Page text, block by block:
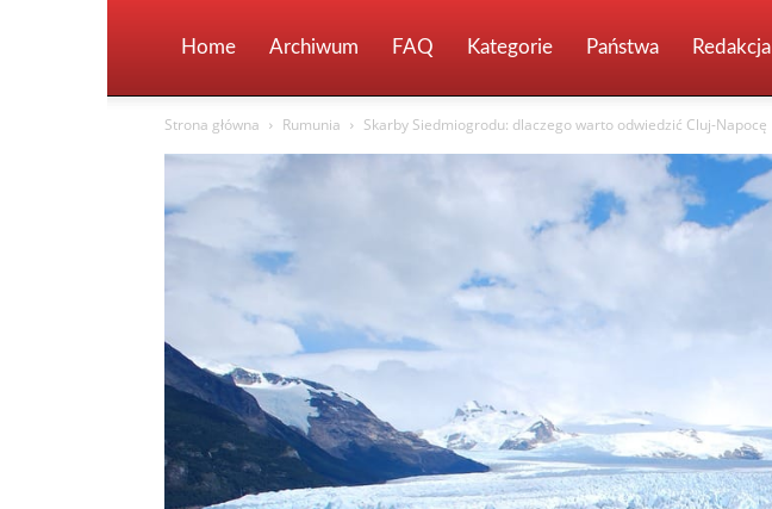
Home Archiwum FAQ Kategorie Państwa Redakcja
Strona główna Rumunia Skarby Siedmiogrodu: dlaczego warto odwiedzić Cluj-Napocę